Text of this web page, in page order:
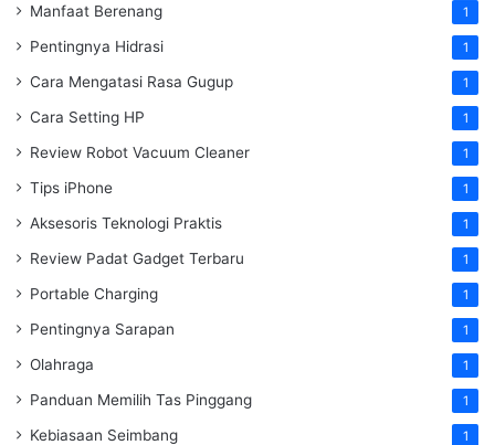
Manfaat Berenang 1
Pentingnya Hidrasi 1
Cara Mengatasi Rasa Gugup 1
Cara Setting HP 1
Review Robot Vacuum Cleaner 1
Tips iPhone 1
Aksesoris Teknologi Praktis 1
Review Padat Gadget Terbaru 1
Portable Charging 1
Pentingnya Sarapan 1
Olahraga 1
Panduan Memilih Tas Pinggang 1
Kebiasaan Seimbang 1